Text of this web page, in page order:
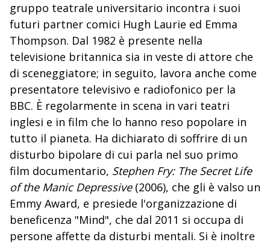
gruppo teatrale universitario incontra i suoi
futuri partner comici Hugh Laurie ed Emma
Thompson. Dal 1982 è presente nella
televisione britannica sia in veste di attore che
di sceneggiatore; in seguito, lavora anche come
presentatore televisivo e radiofonico per la
BBC. È regolarmente in scena in vari teatri
inglesi e in film che lo hanno reso popolare in
tutto il pianeta. Ha dichiarato di soffrire di un
disturbo bipolare di cui parla nel suo primo
film documentario, Stephen Fry: The Secret Life
of the Manic Depressive(2006), che gli è valso un
Emmy Award, e presiede l'organizzazione di
beneficenza "Mind", che dal 2011 si occupa di
persone affette da disturbi mentali. Si è inoltre